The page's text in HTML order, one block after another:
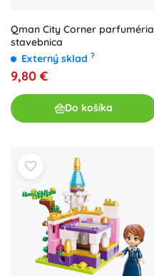
Qman City Corner parfuméria
stavebnica
Externý sklad ?
9,80 €
Do košíka